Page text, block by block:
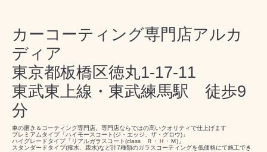
カーコーティング専門店アルカ
ディア
東京都板橋区徳丸1-17-11
東武東上線・東武練馬駅 徒歩9
分
車の磨き＆コーティング専門店。専門店ならではの高いクオリティで仕上げます
プレミアムタイプ「ハイモースコート(ジ・エッジ、ザ・グロウ)」
ハイグレードタイプ「リアルガラスコート(class Ｒ・Ｈ・Ｍ)」
スタンダードタイプ(撥水、親水)など計7種類のガラスコーティングを低価格にて施工でき